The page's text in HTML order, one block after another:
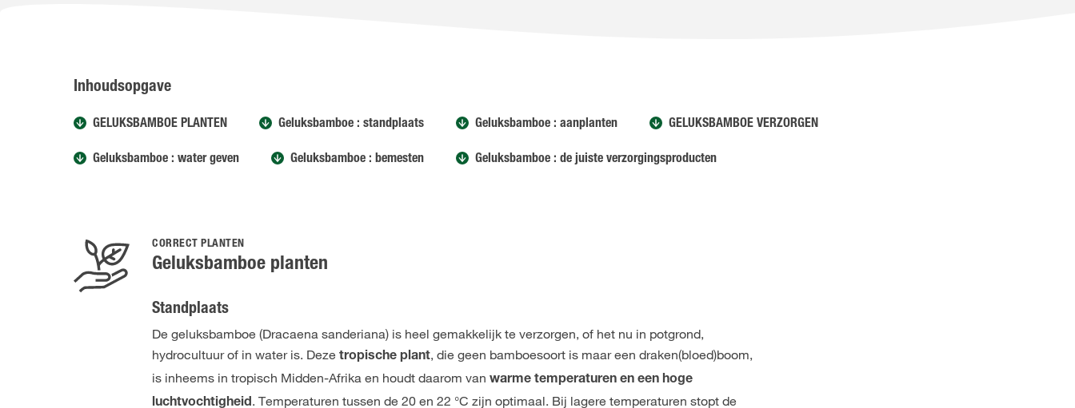
Inhoudsopgave
GELUKSBAMBOE PLANTEN Geluksbamboe : standplaats Geluksbamboe : aanplanten GELUKSBAMBOE VERZORGEN
Geluksbamboe : water geven Geluksbamboe : bemesten Geluksbamboe : de juiste verzorgingsproducten
CORRECT PLANTEN
Geluksbamboe planten
Standplaats
De geluksbamboe (Dracaena sanderiana) is heel gemakkelijk te verzorgen, of het nu in potgrond,
hydrocultuur of in water is. Dezetropische plant, die geen bamboesoort is maar een draken(bloed)boom,
is inheems in tropisch Midden-Afrika en houdt daarom van warme temperaturen en een hoge
luchtvochtigheid. Temperaturen tussen de 20 en 22 °C zijn optimaal. Bij lagere temperaturen stopt de